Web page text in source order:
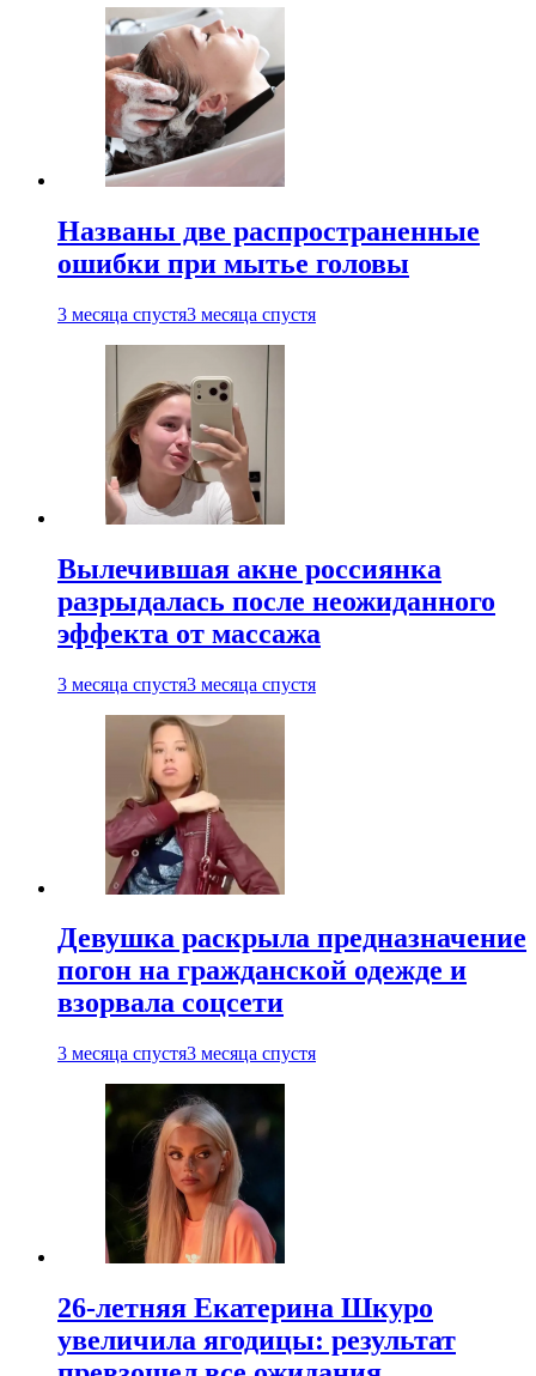
Названы две распространенные
ошибки при мытье головы
3 месяца спустя3 месяца спустя
Вылечившая акне россиянка
разрыдалась после неожиданного
эффекта от массажа
3 месяца спустя3 месяца спустя
Девушка раскрыла предназначение
погон на гражданской одежде и
взорвала соцсети
3 месяца спустя3 месяца спустя
26-летняя Екатерина Шкуро
увеличила ягодицы: результат